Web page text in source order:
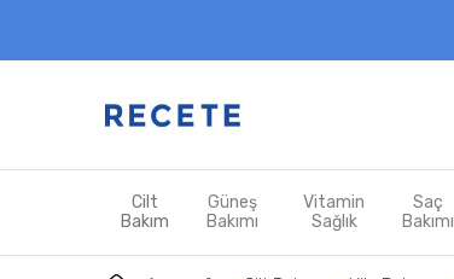
Cilt
Bakım
Güneş
Bakımı
Vitamin
Sağlık
Saç
Bakımı